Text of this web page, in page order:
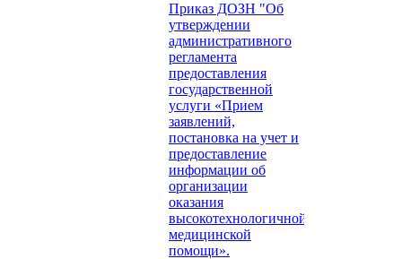
Приказ ДОЗН "Об
утверждении
административного
регламента
предоставления
государственной
услуги «Прием
заявлений,
постановка на учет и
предоставление
информации об
организации
оказания
высокотехнологичной
медицинской
помощи».